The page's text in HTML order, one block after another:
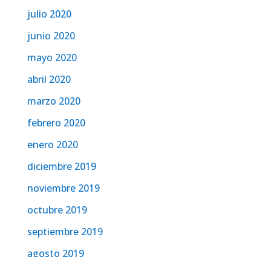
julio 2020
junio 2020
mayo 2020
abril 2020
marzo 2020
febrero 2020
enero 2020
diciembre 2019
noviembre 2019
octubre 2019
septiembre 2019
agosto 2019